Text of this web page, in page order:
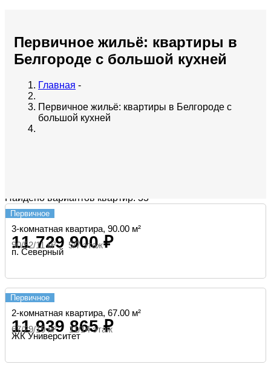
Первичное жильё: квартиры в
Белгороде с большой кухней
Главная -
Первичное жильё: квартиры в Белгороде с
большой кухней
Найдено вариантов квартир: 33
Первичное
3-комнатная квартира, 90.00 м²
11 729 900 ₽
90/52/11 м² 5/7 этаж
п. Северный
Первичное
2-комнатная квартира, 67.00 м²
11 939 865 ₽
67/29/19 м² 11/14 этаж
ЖК Университет